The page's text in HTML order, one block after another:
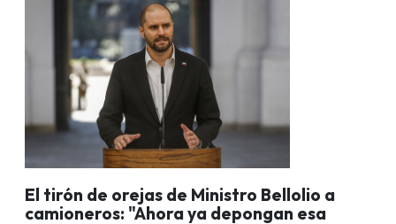
El tirón de orejas de Ministro Bellolio a
camioneros: "Ahora ya depongan esa